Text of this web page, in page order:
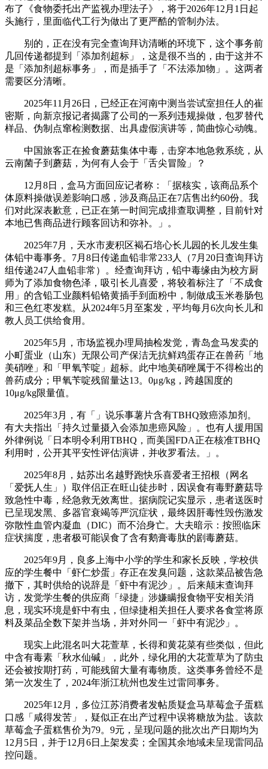
布了《食物委托出产监视办理法子》，将于2026年12月1日起
头施行，里面临代工行为做出了更严酷的管制办法。
别的，正在没有完全查询拜访清晰的环境下，这个事务前
几回传递都提到「添加剂超标」，这是很不当的，由于这并不
是「添加剂超标事务」，而是插手了「不法添加物」。这两者
需要区分清晰。
2025年11月26日，已经正在河南中测当尝试室担任人的崔
密斯，向新京报记者揭露了公司的一系列违规操做，包罗替代
样品、伪制点窜检测数据、出具虚假演讲等，简曲惊心动魄。
中国旅客正在捡食蘑菇集体中毒，击穿本地急救系统，从
云南菌子到蘑菇，为何有人会于「舌尖冒险」？
12月8日，盒马方面回应记者称：「据核实，该商品系个
体原料操做误差影响口感，涉及商品正在7店售出约60份。我
们对此深表歉意，已正在第一时间完成排查取调整，目前针对
本地已售商品进行顾客回访和弥补。」。
2025年7月，天水市麦积区褐石培心长儿园的长儿发生集
体铅中毒事务。7月8日传递血铅非常233人（7月20日查询拜访
组传递247人血铅非常）。经查询拜访，铅中毒缘由为校方厨
师为了添加食物色泽，吸引长儿喜爱，将较着标注了「不成食
用」的含铅工业颜料铅铬黄插手到面粉中，制做成玉米卷肠包
和三色红枣发糕。从2024年5月至案发，平均每月6次向长儿和
教人员工供给食用。
2025年5月，市场监视办理局抽检发觉，青岛盒马发卖的
小町蛋业（山东）无限公司产保洁无抗鲜鸡蛋存正在兽药「地
美硝唑」和「甲氧苄啶」超标。此中地美硝唑属于不得检出的
兽药成分；甲氧苄啶残留量达13。0μg/kg，跨越国度的
10μg/kg限量值。
2025年3月，有「」说乐事薯片含有TBHQ致癌添加剂。
有大夫指出「持久过量摄入会添加患癌风险」。也有人援用国
外律例说「日本明令利用TBHQ，而美国FDA正在核准TBHQ
利用时，公开其平安性评估演讲，并收罗看法。」。
2025年8月，姑苏出名越野跑快乐喜爱者王招根（网名
「爱抚人生」）取伴侣正在旺山徒步时，因误食有毒野蘑菇导
致急性中毒，经急救无效离世。据病院记实显示，患者送医时
已呈现发黑、多器官衰竭等严沉症状，最终因肝毒性毁伤激发
弥散性血管内凝血（DIC）而不治身亡。大夫暗示：按照临床
症状揣度，患者极可能误食了含有鹅膏毒肽的剧毒蘑菇。
2025年9月，良多上海中小学的学生和家长反映，学校供
应的学生餐中「虾仁炒蛋」存正在发臭问题，这款菜品被告急
撤下，其时供给的说辞是「虾中有泥沙」。后来颠末查询拜
访，发觉学生餐的供应商「绿捷」涉嫌瞒报食物平安相关消
息，现实环境是虾中有虫，但绿捷相关担任人要求各食堂将原
料及菜品全数下架并当场，并对外同一「虾中有泥沙」。
现实上此混名叫大花萱草，长得和黄花菜有些类似，但此
中含有毒素「秋水仙碱」，此外，绿化用的大花萱草为了防虫
还会被按期打药，可能残留大量有毒物质。这类事务曾经不是
第一次发生了，2024年浙江杭州也发生过雷同事务。
2025年12月，多位江苏消费者发帖质疑盒马草莓盒子蛋糕
口感「咸得发苦」，疑似正在出产过程中误将糖放为盐。该款
草莓盒子蛋糕售价为79。9元，呈现问题的批次出产日期均为
12月5日，并于12月6日上架发卖；全国其余地域未呈现雷同品
控问题。